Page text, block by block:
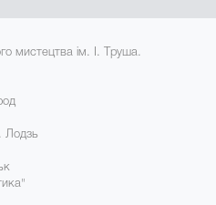
мистецтва ім. І. Труша.
Лодзь